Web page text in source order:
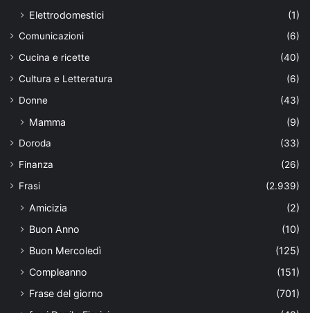
Elettrodomestici
(1)
Comunicazioni
(6)
Cucina e ricette
(40)
Cultura e Letteratura
(6)
Donne
(43)
Mamma (9)
Doroda
(33)
Finanza
(26)
Frasi
(2.939)
Amicizia
(2)
Buon Anno
(10)
Buon Mercoledì
(125)
Compleanno
(151)
Frase del giorno
(701)